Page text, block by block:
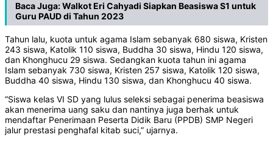
Baca Juga:Walkot Eri Cahyadi Siapkan Beasiswa S1 untuk
Guru PAUD di Tahun 2023
Tahun lalu, kuota untuk agama Islam sebanyak 680 siswa, Kristen
243 siswa, Katolik 110 siswa, Buddha 30 siswa, Hindu 120 siswa,
dan Khonghucu 29 siswa. Sedangkan kuota tahun ini agama
Islam sebanyak 730 siswa, Kristen 257 siswa, Katolik 120 siswa,
Buddha 40 siswa, Hindu 130 siswa, dan Khonghucu 40 siswa.
“Siswa kelas VI SD yang lulus seleksi sebagai penerima beasiswa
akan menerima uang saku dan nantinya juga berhak untuk
mendaftar Penerimaan Peserta Didik Baru (PPDB) SMP Negeri
jalur prestasi penghafal kitab suci,” ujarnya.